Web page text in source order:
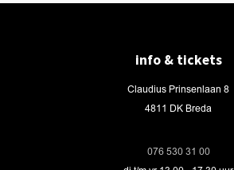
info & tickets
Claudius Prinsenlaan 8
4811 DK Breda
076 530 31 00